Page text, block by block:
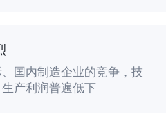
国内制造企业的竞争，技
产利润普遍低下